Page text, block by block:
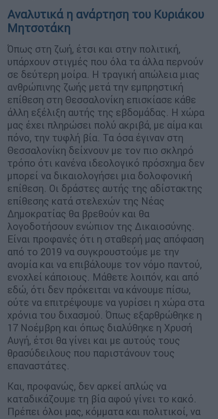
Αναλυτικά η ανάρτηση του Κυριάκου
Μητσοτάκη
Όπως στη ζωή, έτσι και στην πολιτική,
υπάρχουν στιγμές που όλα τα άλλα περνούν
σε δεύτερη μοίρα. Η τραγική απώλεια μιας
ανθρώπινης ζωής μετά την εμπρηστική
επίθεση στη Θεσσαλονίκη επισκίασε κάθε
άλλη εξέλιξη αυτής της εβδομάδας. Η χώρα
μας έχει πληρώσει πολύ ακριβά, με αίμα και
πόνο, την τυφλή βία. Τα όσα έγιναν στη
Θεσσαλονίκη δείχνουν με τον πιο σκληρό
τρόπο ότι κανένα ιδεολογικό πρόσχημα δεν
μπορεί να δικαιολογήσει μια δολοφονική
επίθεση. Οι δράστες αυτής της αδίστακτης
επίθεσης κατά στελεχών της Νέας
Δημοκρατίας θα βρεθούν και θα
λογοδοτήσουν ενώπιον της Δικαιοσύνης.
Είναι προφανές ότι η σταθερή μας απόφαση
από το 2019 να συγκρουστούμε με την
ανομία και να επιβάλουμε τον νόμο παντού,
ενοχλεί κάποιους. Μάθετε λοιπόν, και από
εδώ, ότι δεν πρόκειται να κάνουμε πίσω,
ούτε να επιτρέψουμε να γυρίσει η χώρα στα
χρόνια του διχασμού. Όπως εξαρθρώθηκε η
17 Νοέμβρη και όπως διαλύθηκε η Χρυσή
Αυγή, έτσι θα γίνει και με αυτούς τους
θρασύδειλους που παριστάνουν τους
επαναστάτες.
Και, προφανώς, δεν αρκεί απλώς να
καταδικάζουμε τη βία αφού γίνει το κακό.
Πρέπει όλοι μας, κόμματα και πολιτικοί, να